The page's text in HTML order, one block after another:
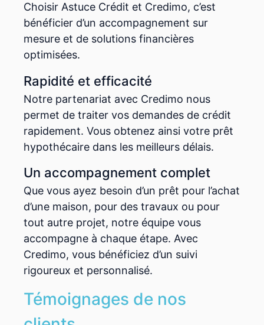
Choisir Astuce Crédit et Credimo, c’est
bénéficier d’un accompagnement sur
mesure et de solutions financières
optimisées.
Rapidité et efficacité
Notre partenariat avec Credimo nous
permet de traiter vos demandes de crédit
rapidement. Vous obtenez ainsi votre prêt
hypothécaire dans les meilleurs délais.
Un accompagnement complet
Que vous ayez besoin d’un prêt pour l’achat
d’une maison, pour des travaux ou pour
tout autre projet, notre équipe vous
accompagne à chaque étape. Avec
Credimo, vous bénéficiez d’un suivi
rigoureux et personnalisé.
Témoignages de nos